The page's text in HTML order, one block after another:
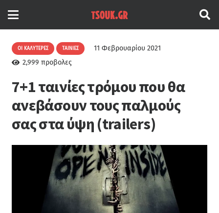
ΟΙ ΚΑΛΎΤΕΡΕΣ ΤΑΙΝΊΕΣ
11 Φεβρουαρίου 2021
2,999 προβολες
7+1 ταινίες τρόμου που θα
ανεβάσουν τους παλμούς
σας στα ύψη (trailers)